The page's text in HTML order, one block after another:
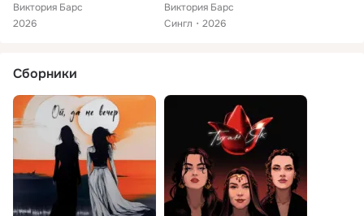
Виктория Барс
2026
Виктория Барс
Сингл
2026
Сборники